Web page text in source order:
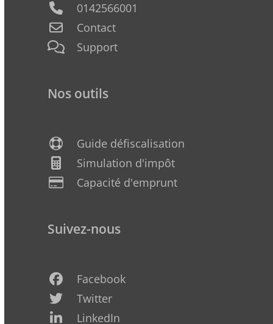
0142566001
Contact
Support
Nos outils
Guide défiscalisation
Simulation d'impôt
Capacité d'emprunt
Suivez-nous
Facebook
Twitter
LinkedIn